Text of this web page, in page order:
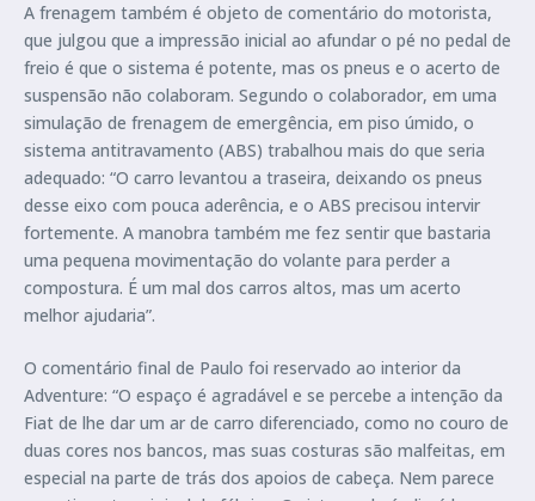
A frenagem também é objeto de comentário do motorista,
que julgou que a impressão inicial ao afundar o pé no pedal de
freio é que o sistema é potente, mas os pneus e o acerto de
suspensão não colaboram. Segundo o colaborador, em uma
simulação de frenagem de emergência, em piso úmido, o
sistema antitravamento (ABS) trabalhou mais do que seria
adequado: “O carro levantou a traseira, deixando os pneus
desse eixo com pouca aderência, e o ABS precisou intervir
fortemente. A manobra também me fez sentir que bastaria
uma pequena movimentação do volante para perder a
compostura. É um mal dos carros altos, mas um acerto
melhor ajudaria”.
O comentário final de Paulo foi reservado ao interior da
Adventure: “O espaço é agradável e se percebe a intenção da
Fiat de lhe dar um ar de carro diferenciado, como no couro de
duas cores nos bancos, mas suas costuras são malfeitas, em
especial na parte de trás dos apoios de cabeça. Nem parece